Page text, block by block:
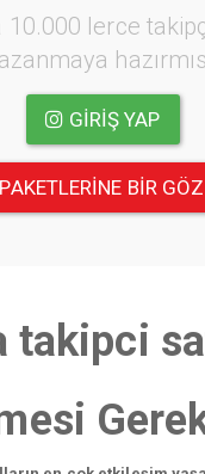
10.000 lerce
GIRIŞ YAP
BIR
takipci